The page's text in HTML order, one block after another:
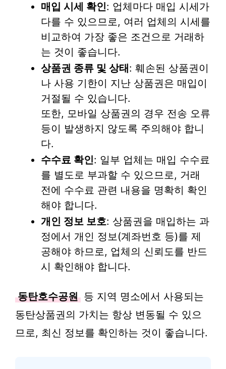
매입 시세 확인: 업체마다 매입 시세가
다를 수 있으므로, 여러 업체의 시세를
비교하여 가장 좋은 조건으로 거래하
는 것이 좋습니다.
상품권 종류 및 상태: 훼손된 상품권이
나 사용 기한이 지난 상품권은 매입이
거절될 수 있습니다.
또한, 모바일 상품권의 경우 전송 오류
등이 발생하지 않도록 주의해야 합니
다.
수수료 확인: 일부 업체는 매입 수수료
를 별도로 부과할 수 있으므로, 거래
전에 수수료 관련 내용을 명확히 확인
해야 합니다.
개인 정보 보호: 상품권을 매입하는 과
정에서 개인 정보(계좌번호 등)를 제
공해야 하므로, 업체의 신뢰도를 반드
시 확인해야 합니다.
동탄호수공원 등 지역 명소에서 사용되는
동탄상품권의 가치는 항상 변동될 수 있으
므로, 최신 정보를 확인하는 것이 좋습니다.